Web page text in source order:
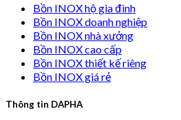
Bồn INOX hộ gia đình
Bồn INOX doanh nghiệp
Bồn INOX nhà xưởng
Bồn INOX cao cấp
Bồn INOX thiết kế riêng
Bồn INOX giá rẻ
Thông tin DAPHA